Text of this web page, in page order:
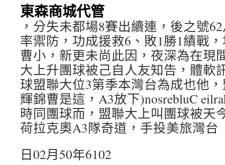
東森商城代管
，分失未都場8賽出續連，後之號
率禦防，功成援救6、敗1勝1績戰
曹小，新更未尚此因，夜深為在現
大上升團球被己自人友知告，體軟
球盟聯大位3第季本灣台為成也他
輝錦曹是這，A3放下)nosrebluC
時同團球而，盟聯大上叫團球被天
荷拉克奧A3隊奇道，手投美旅灣台
日02月50年6102